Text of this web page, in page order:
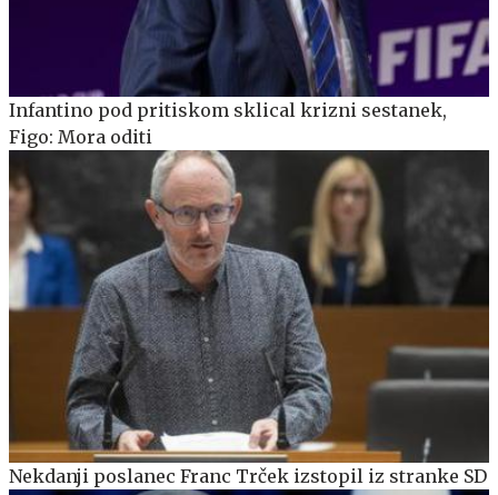
Infantino pod pritiskom sklical krizni sestanek,
Figo: Mora oditi
Nekdanji poslanec Franc Trček izstopil iz stranke SD